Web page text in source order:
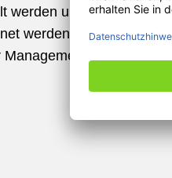
werden und bei Bedarf
werden – eine